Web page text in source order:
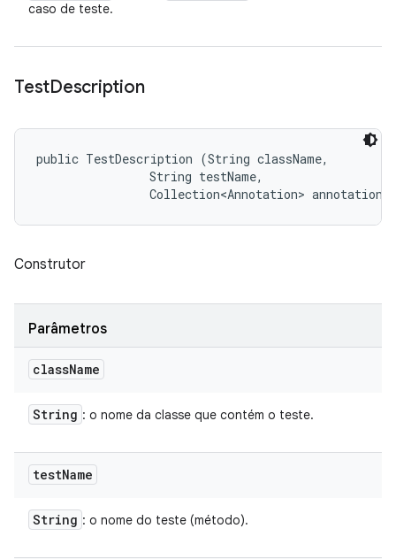
caso de teste.
TestDescription
public TestDescription (String className,
                String testName,
Collection<Annotation>
Construtor
Parâmetros
className
String : o nome da classe que contém o teste.
testName
String : o nome do teste (método).